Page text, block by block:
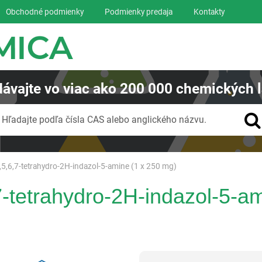
tetrahydro-2H-indazol-5-amine (1 x 250 mg)
tetrahydro-2H-indazol-5-
Obchodné podmienky Podmienky predaja Kontakty
vo viac ako200 000 chemických
Hľadajte podľa čísla CAS alebo anglického názvu.